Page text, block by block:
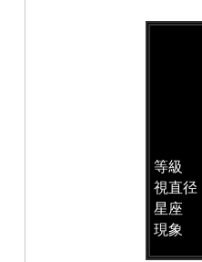
等級
視直径
星座
現象